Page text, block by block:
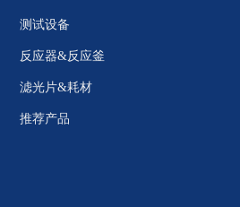
测试设备
反应器&反应釜
滤光片&耗材
推荐产品